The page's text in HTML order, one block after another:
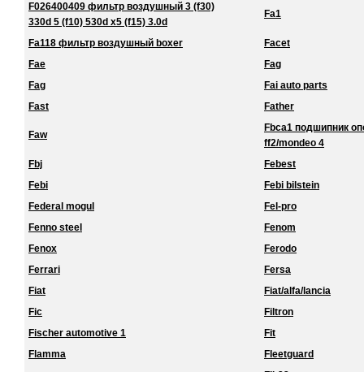
F026400409 фильтр воздушный 3 (f30)
330d 5 (f10) 530d x5 (f15) 3.0d
Fa1
Fa118 фильтр воздушный boxer
Facet
Fae
Fag
Fag
Fai auto parts
Fast
Father
Faw
Fbca1 подшипник
ff2/mondeo 4
Fbj
Febest
Febi
Febi bilstein
Federal mogul
Fel-pro
Fenno steel
Fenom
Fenox
Ferodo
Ferrari
Fersa
Fiat
Fiat/alfa/lancia
Fic
Filtron
Fischer automotive 1
Fit
Flamma
Fleetguard